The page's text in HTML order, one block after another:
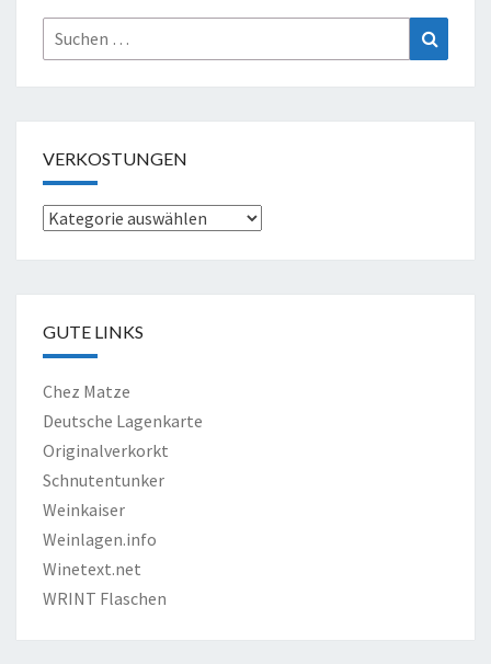
Suche
nach:
VERKOSTUNGEN
Verkostungen
GUTE LINKS
Chez Matze
Deutsche Lagenkarte
Originalverkorkt
Schnutentunker
Weinkaiser
Weinlagen.info
Winetext.net
WRINT Flaschen